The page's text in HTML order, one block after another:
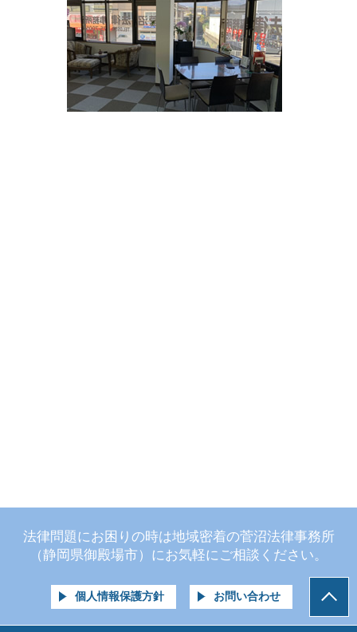
法律問題にお困りの時は地域密着の菅沼法律事務所
（静岡県御殿場市）にお気軽にご相談ください。
個人情報保護方針 お問い合わせ